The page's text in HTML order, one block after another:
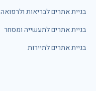
בניית אתרים לבריאות ולרפואה
בניית אתרים לתעשייה ומסחר
בניית אתרים לתיירות